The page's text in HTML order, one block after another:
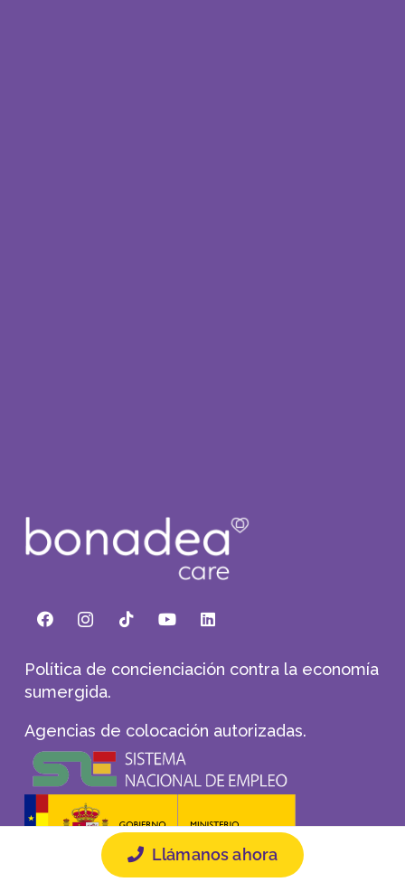
Política de concienciación contra la economía
sumergida.
Agencias de colocación autorizadas.
Llámanos ahora